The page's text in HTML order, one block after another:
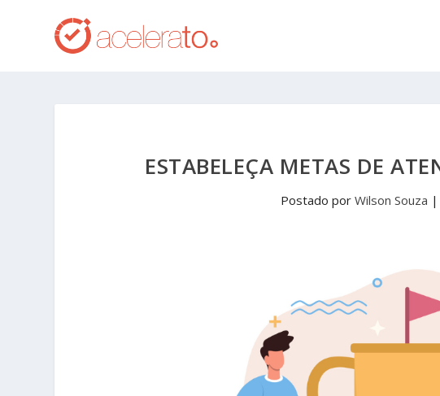
ESTABELEÇA METAS DE
Postado porWilson Souza